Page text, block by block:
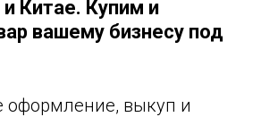
Китае. Купим и
вашему бизнесу под
оформление, выкуп и